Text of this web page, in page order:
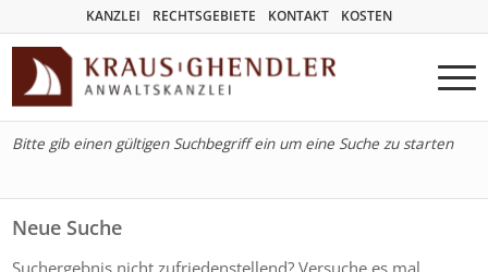
KANZLEI RECHTSGEBIETE KONTAKT KOSTEN
Bitte gib einen gültigen Suchbegriff ein um eine Suche zu starten
Neue Suche
Suchergebnis nicht zufriedenstellend? Versuche es mal